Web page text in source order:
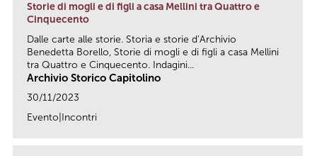
Storie di mogli e di figli a casa Mellini tra Quattro e
Cinquecento
Dalle carte alle storie. Storia e storie d’Archivio
Benedetta Borello, Storie di mogli e di figli a casa Mellini
tra Quattro e Cinquecento. Indagini...
Archivio Storico Capitolino
30/11/2023
Evento|Incontri